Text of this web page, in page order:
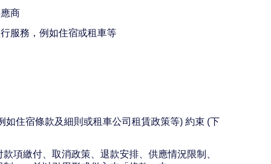
商
服務，例如住宿或租車等
住宿條款及細則或租車公司租賃政策等) 約束 (下
項繳付、取消政策、退款安排、供應情況限制、